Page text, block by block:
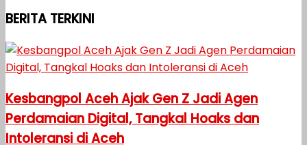
BERITA TERKINI
Kesbangpol Aceh Ajak Gen Z Jadi Agen
Perdamaian Digital, Tangkal Hoaks dan
Intoleransi di Aceh